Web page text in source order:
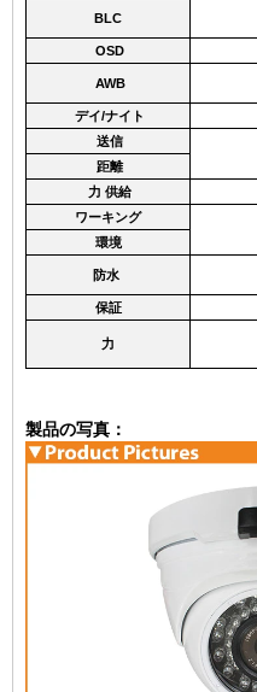
BLC
OSD
AWB
デイ/ナイト
送信
距離
力 供給
ワーキング
環境
防水
保証
力
製品の写真：